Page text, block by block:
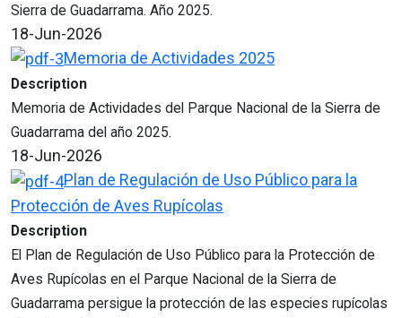
Sierra de Guadarrama. Año 2025.
18-Jun-2026
Memoria de Actividades 2025
Description
Memoria de Actividades del Parque Nacional de la Sierra de
Guadarrama del año 2025.
18-Jun-2026
Plan de Regulación de Uso Público para la
Protección de Aves Rupícolas
Description
El Plan de Regulación de Uso Público para la Protección de
Aves Rupícolas en el Parque Nacional de la Sierra de
Guadarrama persigue la protección de las especies rupícolas